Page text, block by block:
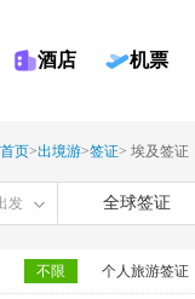
酒店 机票
页>出境游>签证> 埃及签证
发 全球签证
不限 个人旅游签证